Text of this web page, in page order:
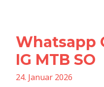
Whatsapp
IG MTB SO
24. Januar 2026
–
IG
MTB
SO